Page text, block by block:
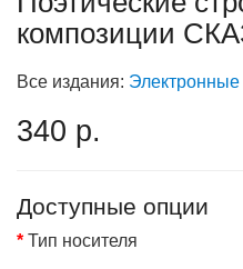
композиции
Все издания: Электронные
340 р.
Доступные опции
Тип носителя